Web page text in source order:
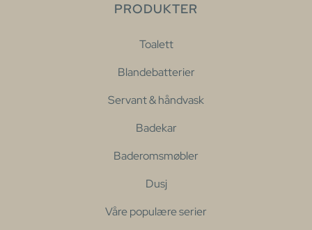
PRODUKTER
Toalett
Blandebatterier
Servant & håndvask
Badekar
Baderomsmøbler
Dusj
Våre populære serier